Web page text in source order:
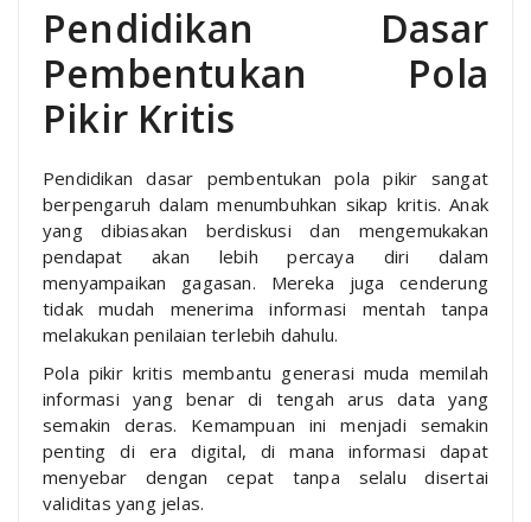
Pendidikan Dasar
Pembentukan Pola
Pikir Kritis
Pendidikan dasar pembentukan pola pikir sangat
berpengaruh dalam menumbuhkan sikap kritis. Anak
yang dibiasakan berdiskusi dan mengemukakan
pendapat akan lebih percaya diri dalam
menyampaikan gagasan. Mereka juga cenderung
tidak mudah menerima informasi mentah tanpa
melakukan penilaian terlebih dahulu.
Pola pikir kritis membantu generasi muda memilah
informasi yang benar di tengah arus data yang
semakin deras. Kemampuan ini menjadi semakin
penting di era digital, di mana informasi dapat
menyebar dengan cepat tanpa selalu disertai
validitas yang jelas.